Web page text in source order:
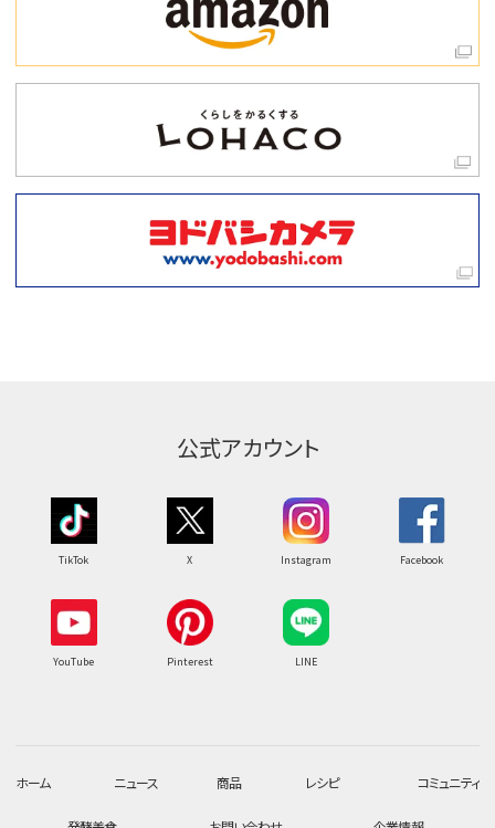
公式アカウント
TikTok X Instagram Facebook
YouTube Pinterest LINE
ホーム ニュース 商品 レシピ コミュニティ